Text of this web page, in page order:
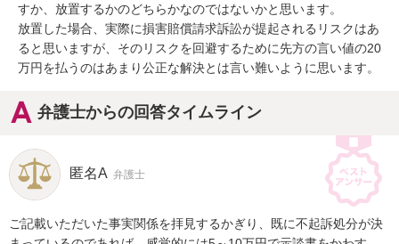
すか、放置するかのどちらかなのではないかと思います。
放置した場合、実際に損害賠償請求訴訟が提起されるリスクはあ
ると思いますが、そのリスクを回避するために先方の言い値の20
万円を払うのはあまり公正な解決とは言い難いように思います。
弁護士からの回答タイムライン
匿名A 弁護士
ご記載いただいた事実関係を拝見するかぎり、既に不起訴処分が決